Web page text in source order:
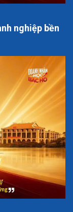
nghiệp bền